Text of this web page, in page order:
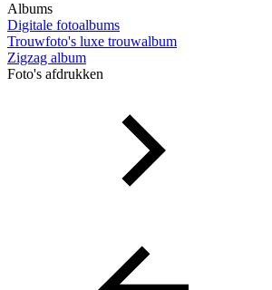
Albums
Digitale fotoalbums
Trouwfoto's luxe trouwalbum
Zigzag album
Foto's afdrukken